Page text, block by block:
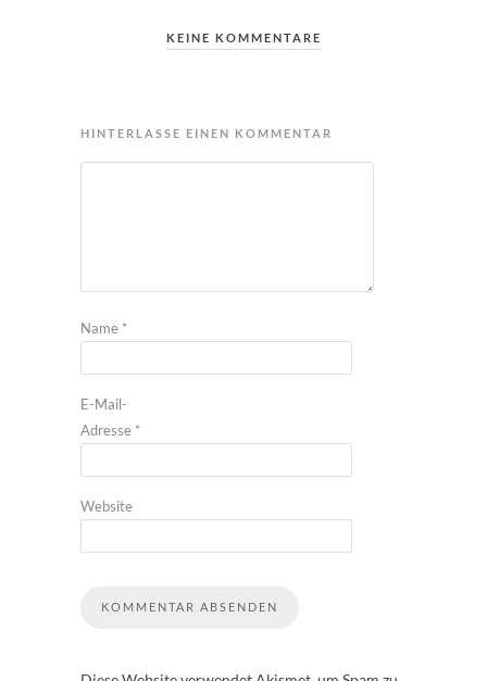
KEINE KOMMENTARE
HINTERLASSE EINEN KOMMENTAR
Name *
E-Mail-
Adresse *
Website